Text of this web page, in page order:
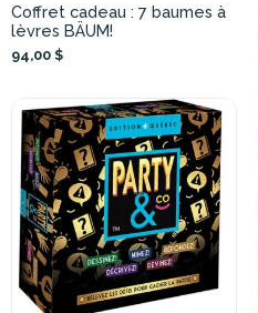
Coffret cadeau : 7 baumes à
lèvres BÄUM!
94,00 $